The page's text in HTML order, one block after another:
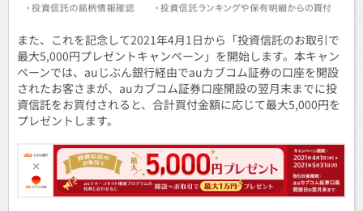
また、これを記念して2021年4月1日から「投資信託のお取引で
最大5,000円プレゼントキャンペーン」を開始します。本キャン
ペーンでは、auじぶん銀行経由でauカブコム証券の口座を開設
されたお客さまが、auカブコム証券口座開設の翌月末までに投
資信託をお買付されると、合計買付金額に応じて最大5,000円を
プレゼントします。